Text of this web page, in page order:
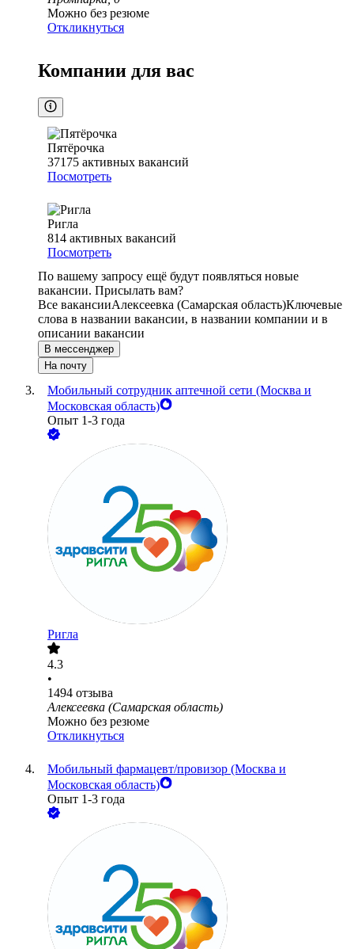
Можно без резюме
Откликнуться
Компании для вас
Пятёрочка
37175 активных вакансий
Посмотреть
Ригла
814 активных вакансий
Посмотреть
По вашему запросу ещё будут появляться новые
вакансии. Присылать вам?
Все вакансииАлексеевка (Самарская область)Ключевые
слова в названии вакансии, в названии компании и в
описании вакансии
В мессенджер
На почту
Мобильный сотрудник аптечной сети (Москва и
Московская область)
Опыт 1-3 года
Ригла
4.3
•
1494 отзыва
Алексеевка (Самарская область)
Можно без резюме
Откликнуться
Мобильный фармацевт/провизор (Москва и
Московская область)
Опыт 1-3 года